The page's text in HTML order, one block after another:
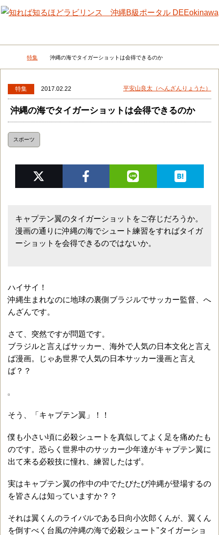
メニュー 検
DEEokinawaトップ
特集 沖縄の海でタイガーショットは会得できるのか
特集 2017.02.22 平安山良太（へんざんりょうた）
沖縄の海でタイガーショットは会得できるのか
スポーツ
キャプテン翼のタイガーショットをご存じだろうか。
漫画の通りに沖縄の海でシュート練習をすればタイガ
ーショットを会得できるのではないか。
ハイサイ！
沖縄生まれなのに地球の裏側ブラジルでサッカー監督、へ
んざんです。
さて、突然ですが問題です。
ブラジルと言えばサッカー、海外で人気の日本文化と言え
ば漫画。じゃあ世界で人気の日本サッカー漫画と言え
ば？？
そう、「キャプテン翼」！！
僕も小さい頃に必殺シュートを真似してよく足を痛めたも
のです。恐らく世界中のサッカー少年達がキャプテン翼に
出て来る必殺技に憧れ、練習したはず。
実はキャプテン翼の作中の中でたびたび沖縄が登場するの
を皆さんは知っていますか？？
それは翼くんのライバルである日向小次郎くんが、翼くん
を倒すべく台風の沖縄の海で必殺シュート"タイガーショ